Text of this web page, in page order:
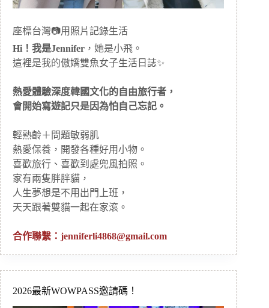
座標台灣📷用照片記錄生活
Hi！我是Jennifer ，她是小飛。
這裡是我的傲嬌雙魚女子生活日誌✨
熱愛體驗深度韓國文化的自由旅行者，
會開始寫遊記只是因為怕自己忘記。
輕熟齡＋問題敏弱肌
熱愛保養，開發各種好用小物。
喜歡旅行、喜歡到處兜風拍照。
家有兩隻胖胖貓，
人生夢想是不用出門上班，
天天跟著雙貓一起在家滾。
合作聯繫： jenniferli4868@gmail.com
2026最新WOWPASS邀請碼！